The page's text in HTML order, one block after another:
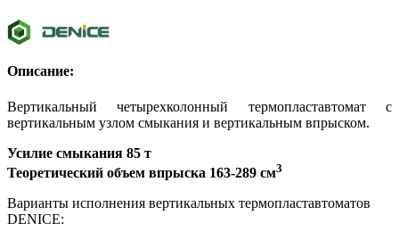
Описание:
Вертикальный четырехколонный термопластавтомат с
вертикальным узлом смыкания и вертикальным впрыском.
Усилие смыкания 85 т
Теоретический объем впрыска 163-289 см3
Варианты исполнения вертикальных термопластавтоматов
DENICE: